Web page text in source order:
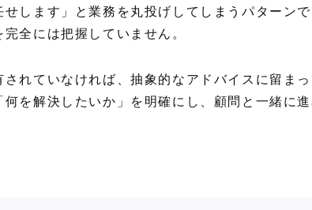
します」と業務を丸投げしてしまうパターンで
全には把握していません。
れていなければ、抽象的なアドバイスに留ま
を解決したいか」を明確にし、顧問と一緒に